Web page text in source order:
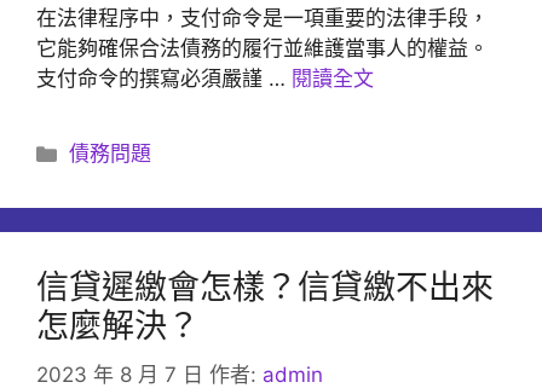
在法律程序中，支付命令是一項重要的法律手段，
它能夠確保合法債務的履行並維護當事人的權益。
支付命令的撰寫必須嚴謹 … 閱讀全文
分
債務問題
信貸遲繳會怎樣？信貸繳不出來
怎麼解決？
2023 年 8 月 7 日 作者: admin